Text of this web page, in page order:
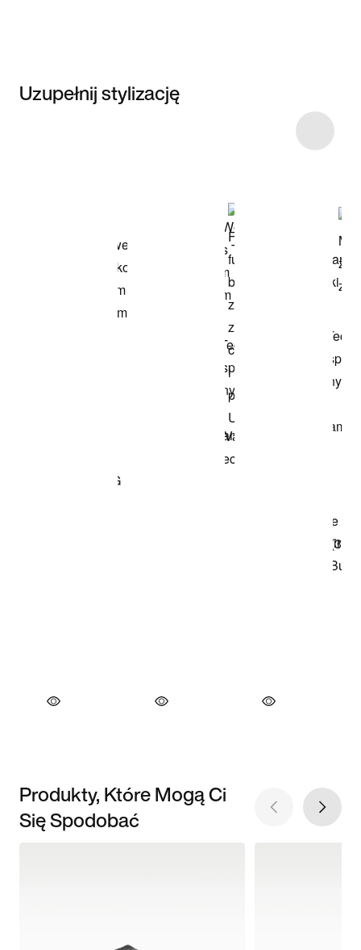
Uzupełnij stylizację
Produkty, Które Mogą Ci
Się Spodobać